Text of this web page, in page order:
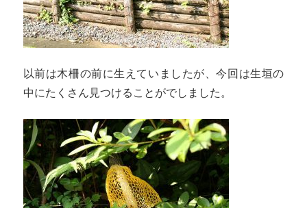
以前は木柵の前に生えていましたが、今回は生垣の
中にたくさん見つけることがでしました。